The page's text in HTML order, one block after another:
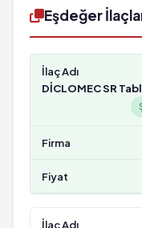
Eşdeğer
DİCLOMEC SR